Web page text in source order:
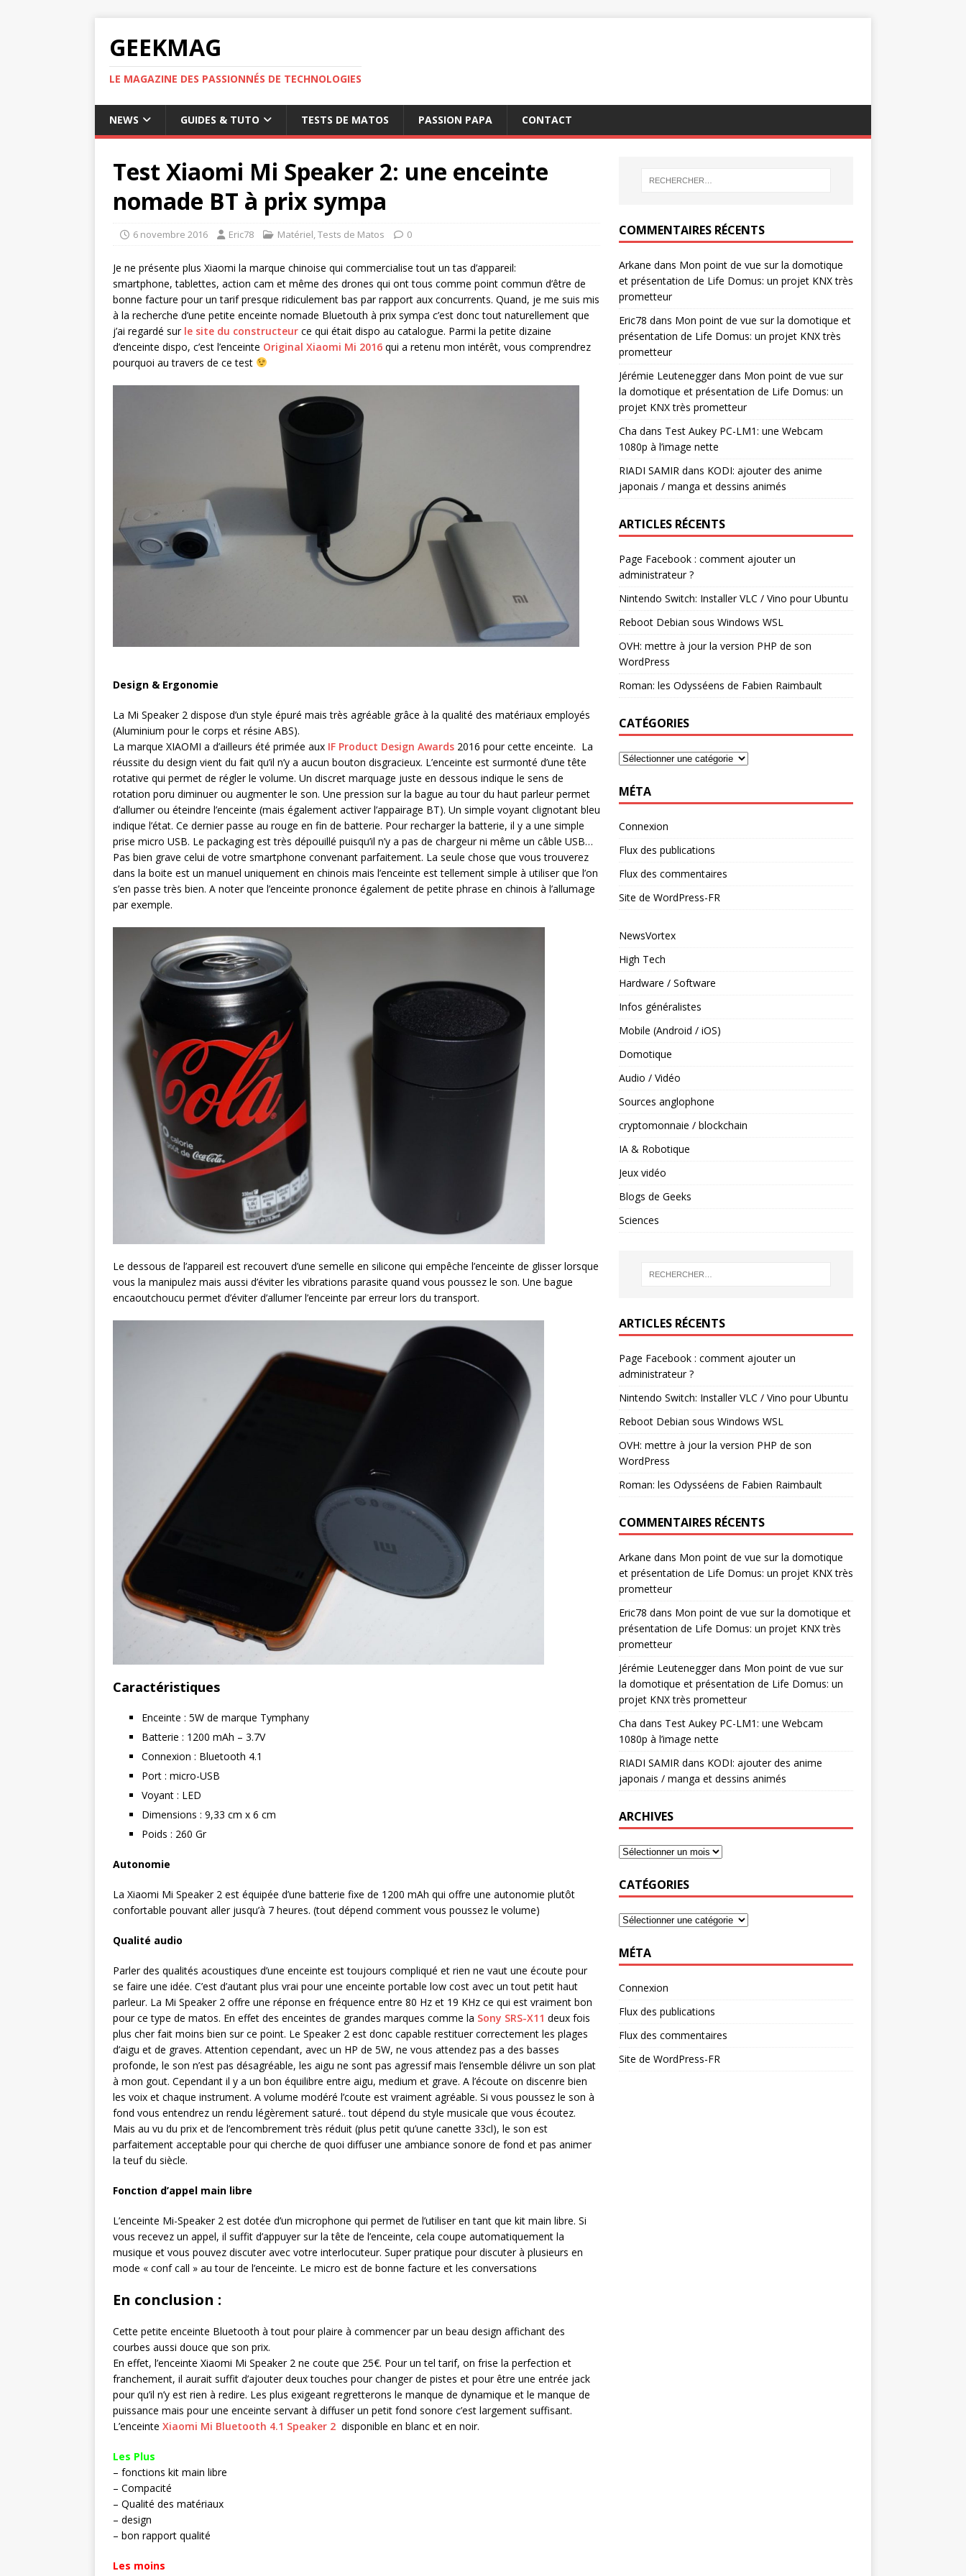
GEEKMAG
LE MAGAZINE DES PASSIONNÉS DE TECHNOLOGIES
NEWS GUIDES & TUTO TESTS DE MATOS PASSION PAPA CONTACT
Test Xiaomi Mi Speaker 2: une enceinte
nomade BT à prix sympa
6 novembre 2016 Eric78 Matériel,Tests de Matos 0
Je ne présente plus Xiaomi la marque chinoise qui commercialise tout un tas d’appareil:
smartphone, tablettes, action cam et même des drones qui ont tous comme point commun d’être de
bonne facture pour un tarif presque ridiculement bas par rapport aux concurrents. Quand, je me suis mis
à la recherche d’une petite enceinte nomade Bluetouth à prix sympa c’est donc tout naturellement que
j’ai regardé sur le site du constructeur ce qui était dispo au catalogue. Parmi la petite dizaine
d’enceinte dispo, c’est l’enceinte Original Xiaomi Mi 2016 qui a retenu mon intérêt, vous comprendrez
pourquoi au travers de ce test
Design & Ergonomie
La Mi Speaker 2 dispose d’un style épuré mais très agréable grâce à la qualité des matériaux employés
(Aluminium pour le corps et résine ABS).
La marque XIAOMI a d’ailleurs été primée aux IF Product Design Awards 2016 pour cette enceinte. La
réussite du design vient du fait qu’il n’y a aucun bouton disgracieux. L’enceinte est surmonté d’une tête
rotative qui permet de régler le volume. Un discret marquage juste en dessous indique le sens de
rotation poru diminuer ou augmenter le son. Une pression sur la bague au tour du haut parleur permet
d’allumer ou éteindre l’enceinte (mais également activer l’appairage BT). Un simple voyant clignotant bleu
indique l’état. Ce dernier passe au rouge en fin de batterie. Pour recharger la batterie, il y a une simple
prise micro USB. Le packaging est très dépouillé puisqu’il n’y a pas de chargeur ni même un câble USB…
Pas bien grave celui de votre smartphone convenant parfaitement. La seule chose que vous trouverez
dans la boite est un manuel uniquement en chinois mais l’enceinte est tellement simple à utiliser que l’on
s’en passe très bien. A noter que l’enceinte prononce également de petite phrase en chinois à l’allumage
par exemple.
Le dessous de l’appareil est recouvert d’une semelle en silicone qui empêche l’enceinte de glisser lorsque
vous la manipulez mais aussi d’éviter les vibrations parasite quand vous poussez le son. Une bague
encaoutchoucu permet d’éviter d’allumer l’enceinte par erreur lors du transport.
Caractéristiques
Enceinte : 5W de marque Tymphany
Batterie : 1200 mAh – 3.7V
Connexion : Bluetooth 4.1
Port : micro-USB
Voyant : LED
Dimensions : 9,33 cm x 6 cm
Poids : 260 Gr
Autonomie
La Xiaomi Mi Speaker 2 est équipée d’une batterie fixe de 1200 mAh qui offre une autonomie plutôt
confortable pouvant aller jusqu’à 7 heures. (tout dépend comment vous poussez le volume)
Qualité audio
Parler des qualités acoustiques d’une enceinte est toujours compliqué et rien ne vaut une écoute pour
se faire une idée. C’est d’autant plus vrai pour une enceinte portable low cost avec un tout petit haut
parleur. La Mi Speaker 2 offre une réponse en fréquence entre 80 Hz et 19 KHz ce qui est vraiment bon
pour ce type de matos. En effet des enceintes de grandes marques comme la Sony SRS-X11 deux fois
plus cher fait moins bien sur ce point. Le Speaker 2 est donc capable restituer correctement les plages
d’aigu et de graves. Attention cependant, avec un HP de 5W, ne vous attendez pas a des basses
profonde, le son n’est pas désagréable, les aigu ne sont pas agressif mais l’ensemble délivre un son plat
à mon gout. Cependant il y a un bon équilibre entre aigu, medium et grave. A l’écoute on discenre bien
les voix et chaque instrument. A volume modéré l’coute est vraiment agréable. Si vous poussez le son à
fond vous entendrez un rendu légèrement saturé.. tout dépend du style musicale que vous écoutez.
Mais au vu du prix et de l’encombrement très réduit (plus petit qu’une canette 33cl), le son est
parfaitement acceptable pour qui cherche de quoi diffuser une ambiance sonore de fond et pas animer
la teuf du siècle.
Fonction d’appel main libre
L’enceinte Mi-Speaker 2 est dotée d’un microphone qui permet de l’utiliser en tant que kit main libre. Si
vous recevez un appel, il suffit d’appuyer sur la tête de l’enceinte, cela coupe automatiquement la
musique et vous pouvez discuter avec votre interlocuteur. Super pratique pour discuter à plusieurs en
mode « conf call » au tour de l’enceinte. Le micro est de bonne facture et les conversations
En conclusion :
Cette petite enceinte Bluetooth à tout pour plaire à commencer par un beau design affichant des
courbes aussi douce que son prix.
En effet, l’enceinte Xiaomi Mi Speaker 2 ne coute que 25€. Pour un tel tarif, on frise la perfection et
franchement, il aurait suffit d’ajouter deux touches pour changer de pistes et pour être une entrée jack
pour qu’il n’y est rien à redire. Les plus exigeant regretterons le manque de dynamique et le manque de
puissance mais pour une enceinte servant à diffuser un petit fond sonore c’est largement suffisant.
L’enceinte Xiaomi Mi Bluetooth 4.1 Speaker 2 disponible en blanc et en noir.
Les Plus
– fonctions kit main libre
– Compacité
– Qualité des matériaux
– design
– bon rapport qualité
Les moins
COMMENTAIRES RÉCENTS
Arkane dans Mon point de vue sur la domotique
et présentation de Life Domus: un projet KNX très
prometteur
Eric78 dans Mon point de vue sur la domotique et
présentation de Life Domus: un projet KNX très
prometteur
Jérémie Leuteneggerdans Mon point de vue sur
la domotique et présentation de Life Domus: un
projet KNX très prometteur
Cha dans Test Aukey PC-LM1: une Webcam
1080p à l’image nette
RIADI SAMIR dans KODI: ajouter des anime
japonais / manga et dessins animés
ARTICLES RÉCENTS
Page Facebook : comment ajouter un
administrateur ?
Nintendo Switch: Installer VLC / Vino pour Ubuntu
Reboot Debian sous Windows WSL
OVH: mettre à jour la version PHP de son
WordPress
Roman: les Odysséens de Fabien Raimbault
CATÉGORIES
MÉTA
Connexion
Flux des publications
Flux des commentaires
Site de WordPress-FR
NewsVortex
High Tech
Hardware / Software
Infos généralistes
Mobile (Android / iOS)
Domotique
Audio / Vidéo
Sources anglophone
cryptomonnaie / blockchain
IA & Robotique
Jeux vidéo
Blogs de Geeks
Sciences
ARTICLES RÉCENTS
Page Facebook : comment ajouter un
administrateur ?
Nintendo Switch: Installer VLC / Vino pour Ubuntu
Reboot Debian sous Windows WSL
OVH: mettre à jour la version PHP de son
WordPress
Roman: les Odysséens de Fabien Raimbault
COMMENTAIRES RÉCENTS
Arkane dans Mon point de vue sur la domotique
et présentation de Life Domus: un projet KNX très
prometteur
Eric78 dans Mon point de vue sur la domotique et
présentation de Life Domus: un projet KNX très
prometteur
Jérémie Leuteneggerdans Mon point de vue sur
la domotique et présentation de Life Domus: un
projet KNX très prometteur
Cha dans Test Aukey PC-LM1: une Webcam
1080p à l’image nette
RIADI SAMIRdans KODI: ajouter des anime
japonais / manga et dessins animés
ARCHIVES
CATÉGORIES
MÉTA
Connexion
Flux des publications
Flux des commentaires
Site de WordPress-FR